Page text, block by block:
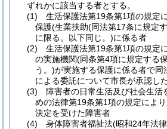
ずれかに該当する者とする。
(1)
生活保護法第19条第1項の規定
保護(生業扶助(同法第17条に規定
に限る。以下同じ。)に係る者
(2)
生活保護法第19条第1項の規定
の実施機関(同条第4項に規定する
う。)が実施する保護に係る者で同
による委託について市長が承認し
(3)
障害者の日常生活及び社会生活
めの法律第19条第1項の規定によ
決定を受けた障害者
(4)
身体障害者福祉法(昭和24年法